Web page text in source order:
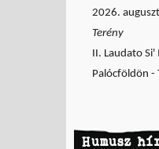
2026.
Terény
II. Laudato
Palócföldön -
Humusz